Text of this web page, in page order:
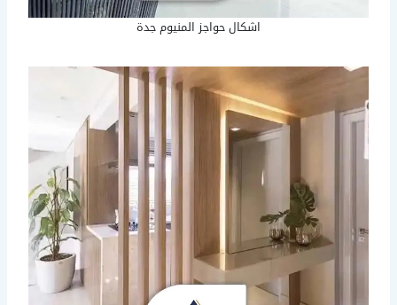
اشكال حواجز المنيوم جدة